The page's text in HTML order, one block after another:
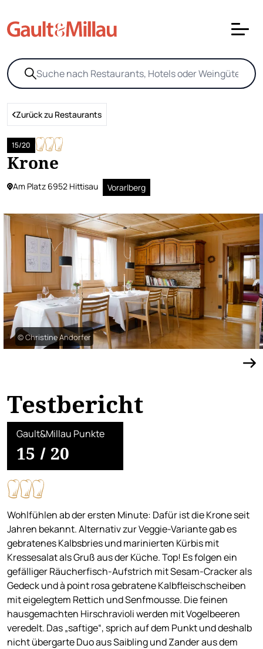
Zurück zu Restaurants
Krone
15/20
Am Platz 6952 Hittisau Vorarlberg
© Christine Andorfer
Testbericht
Gault&Millau Punkte
15 / 20
Wohlfühlen ab der ersten Minute: Dafür ist die Krone seit
Jahren bekannt. Alternativ zur Veggie-Variante gab es
gebratenes Kalbsbries und marinierten Kürbis mit
Kressesalat als Gruß aus der Küche. Top! Es folgen ein
gefälliger Räucherfisch-Aufstrich mit Sesam-Cracker als
Gedeck und à point rosa gebratene Kalbfleischscheiben
mit eigelegtem Rettich und Senfmousse. Die feinen
hausgemachten Hirschravioli werden mit Vogelbeeren
veredelt. Das „saftige“, sprich auf dem Punkt und deshalb
nicht übergarte Duo aus Saibling und Zander aus dem